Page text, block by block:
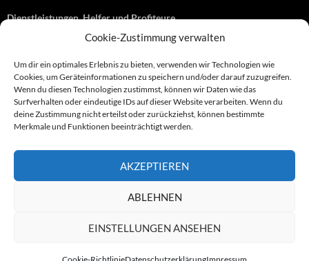
Cookie-Zustimmung verwalten
Um dir ein optimales Erlebnis zu bieten, verwenden wir Technologien wie
Cookies, um Geräteinformationen zu speichern und/oder darauf zuzugreifen.
Wenn du diesen Technologien zustimmst, können wir Daten wie das
Surfverhalten oder eindeutige IDs auf dieser Website verarbeiten. Wenn du
deine Zustimmung nicht erteilst oder zurückziehst, können bestimmte
Merkmale und Funktionen beeinträchtigt werden.
AKZEPTIEREN
ABLEHNEN
EINSTELLUNGEN ANSEHEN
Dienstleistungen, Helfer und Profiteure
Anonymisierungsdienste, VPN- und Web-Proxy…
Bezahlsysteme, Finanzdienstleister und…
Bürodienstleister, Firmengründer- und/oder…
Datenhändler, Adressbroker und zielgerichtetes…
Hosting, Routing, Provider, Domain-, Web- und…
Inkasso, Forderungsmanagement und eintreibende…
Spieleanbieter, Online- und Browsergames
Partnerprogramme, Vertriebskanäle- und…
Telekommunikationsdienstleister, Internet…
Vereine, Verbände, Vereinigungen und Lobbyisten
Web-Rotlichtbezirk, Erotik- und XXX-Anbieter
Sonstige Dienstleister, Profiteure und Kooperationen